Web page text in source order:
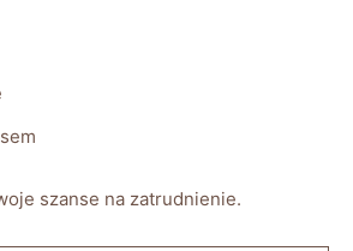
szanse na zatrudnienie.